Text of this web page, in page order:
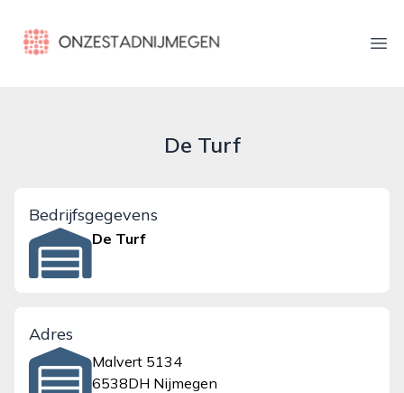
onzestadnijmegen.nl
De Turf
Bedrijfsgegevens
De Turf
Adres
Malvert 5134
6538DH Nijmegen